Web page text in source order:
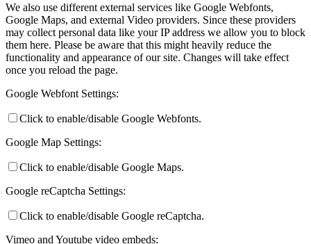
We also use different external services like Google Webfonts,
Google Maps, and external Video providers. Since these providers
may collect personal data like your IP address we allow you to block
them here. Please be aware that this might heavily reduce the
functionality and appearance of our site. Changes will take effect
once you reload the page.
Google Webfont Settings:
Click to enable/disable Google Webfonts.
Google Map Settings:
Click to enable/disable Google Maps.
Google reCaptcha Settings:
Click to enable/disable Google reCaptcha.
Vimeo and Youtube video embeds: